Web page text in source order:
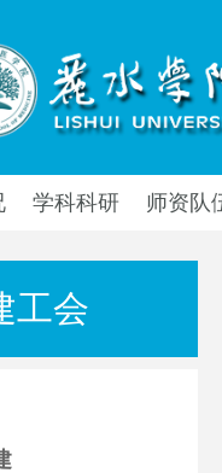
学科科研 师资队
工会